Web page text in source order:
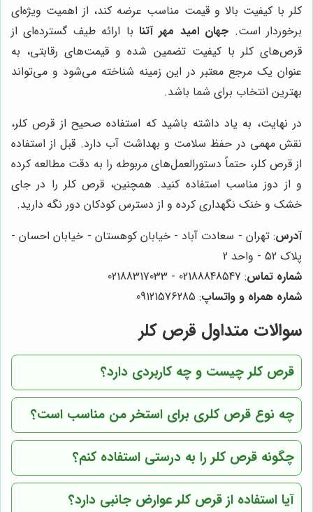
کلر با کیفیت بالا و قیمت مناسب عرضه کند، از اهمیت ویژه‌ای
برخوردار است. جهان امید مهر آتنا با ارائه طیف گسترده‌ای از
قرص‌های کلر با کیفیت تضمین شده و قیمت‌های رقابتی، به
عنوان یک مرجع معتبر در این زمینه شناخته می‌شود و می‌تواند
بهترین انتخاب برای شما باشد.
در نهایت، به یاد داشته باشید که استفاده صحیح از قرص کلر،
نقش مهمی در حفظ سلامت و بهداشت آب دارد. قبل از استفاده
از قرص کلر، حتماً دستورالعمل‌های مربوطه را به دقت مطالعه کرده
و از دوز مناسب استفاده کنید. همچنین، قرص کلر را در جای
خشک و خنک نگهداری کرده و از دسترس کودکان دور نگه دارید.
آدرس: تهران - سعادت آباد - خیابان کوهستان - خیابان احسان -
پلاک 52 - واحد 2
شماره تماس: 02188848547 - 02188317033
شماره همراه و واتساپ: 09121576285
سوالات متداول قرص کلر
قرص کلر چیست و چه کاربردی دارد؟
چه نوع قرص کلری برای استخر من مناسب است؟
چگونه قرص کلر را به درستی استفاده کنم؟
آیا استفاده از قرص کلر عوارض جانبی دارد؟